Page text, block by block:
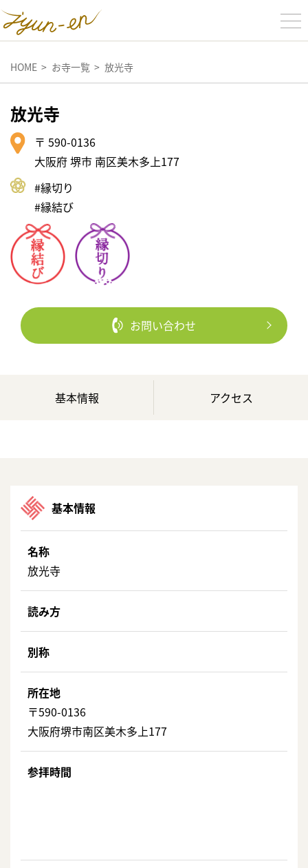
HOME お寺一覧 放光寺
放光寺
〒 590-0136
大阪府 堺市 南区美木多上177
#縁切り
#縁結び
お問い合わせ
基本情報 アクセス
基本情報
名称
放光寺
読み方
別称
所在地
〒590-0136
大阪府堺市南区美木多上177
参拝時間